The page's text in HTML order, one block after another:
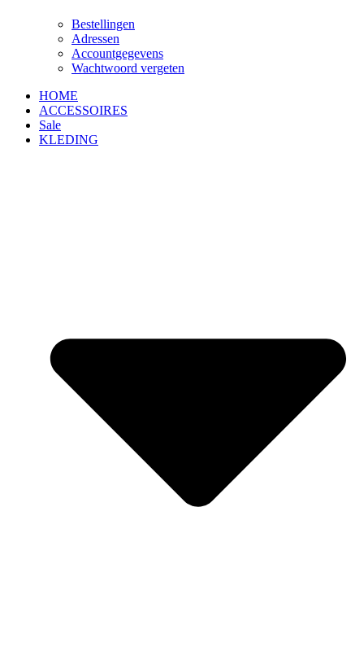
Bestellingen
Adressen
Accountgegevens
Wachtwoord vergeten
HOME
ACCESSOIRES
Sale
KLEDING